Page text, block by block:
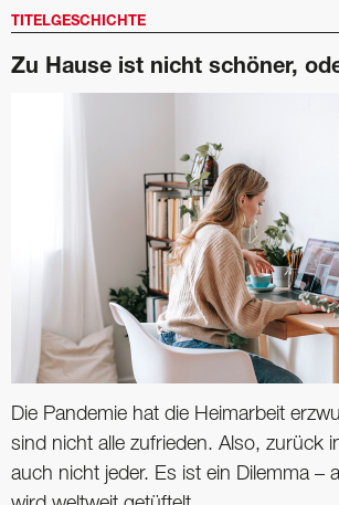
TITELGESCHICHTE
Zu Hause ist nicht schöner,
Die Pandemie hat die Heimarbeit
sind nicht alle zufrieden. Also, zurück
auch nicht jeder. Es ist ein Dilemma –